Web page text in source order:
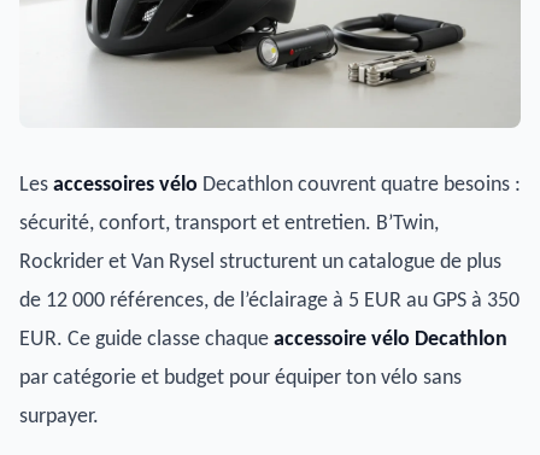
Les accessoires vélo Decathlon couvrent quatre besoins :
sécurité, confort, transport et entretien. B’Twin,
Rockrider et Van Rysel structurent un catalogue de plus
de 12 000 références, de l’éclairage à 5 EUR au GPS à 350
EUR. Ce guide classe chaque accessoire vélo Decathlon
par catégorie et budget pour équiper ton vélo sans
surpayer.